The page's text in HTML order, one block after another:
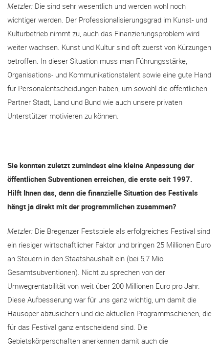
Metzler: Die sind sehr wesentlich und werden wohl noch
wichtiger werden. Der Professionalisierungsgrad im Kunst- und
Kulturbetrieb nimmt zu, auch das Finanzierungsproblem wird
weiter wachsen. Kunst und Kultur sind oft zuerst von Kürzungen
betroffen. In dieser Situation muss man Führungsstärke,
Organisations- und Kommunikationstalent sowie eine gute Hand
für Personalentscheidungen haben, um sowohl die öffentlichen
Partner Stadt, Land und Bund wie auch unsere privaten
Unterstützer motivieren zu können.
Sie konnten zuletzt zumindest eine kleine Anpassung der
öffentlichen Subventionen erreichen, die erste seit 1997.
Hilft Ihnen das, denn die finanzielle Situation des Festivals
hängt ja direkt mit der programmlichen zusammen?
Metzler: Die Bregenzer Festspiele als erfolgreiches Festival sind
ein riesiger wirtschaftlicher Faktor und bringen 25 Millionen Euro
an Steuern in den Staatshaushalt ein (bei 5,7 Mio.
Gesamtsubventionen). Nicht zu sprechen von der
Umwegrentabilität von weit über 200 Millionen Euro pro Jahr.
Diese Aufbesserung war für uns ganz wichtig, um damit die
Hausoper abzusichern und die aktuellen Programmschienen, die
für das Festival ganz entscheidend sind. Die
Gebietskörperschaften anerkennen damit auch die